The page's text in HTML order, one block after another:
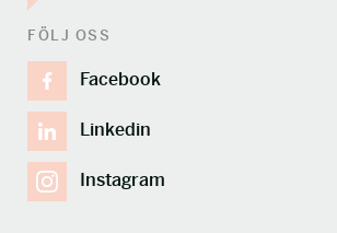
FÖLJ OSS
Facebook
Linkedin
Instagram